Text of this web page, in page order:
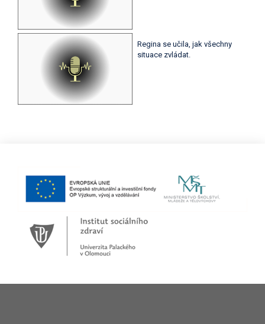
Regina se učila, jak všechny
situace zvládat.